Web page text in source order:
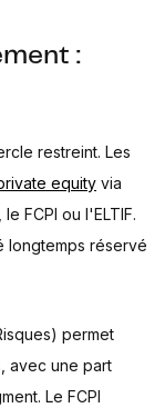
:
restreint. Les
equity via
, le FCPI ou l'ELTIF.
longtemps réservé
permet
avec une part
Le FCPI